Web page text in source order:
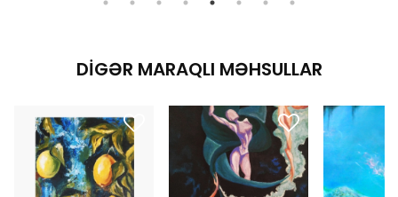
DIGƏR MARAQLI MƏHSULLAR